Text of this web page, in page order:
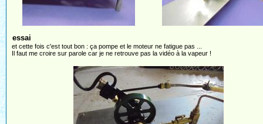
essai
et cette fois c'est tout bon : ça pompe et le moteur ne fatigue pas ...
Il faut me croire sur parole car je ne retrouve pas la vidéo à la vapeur !